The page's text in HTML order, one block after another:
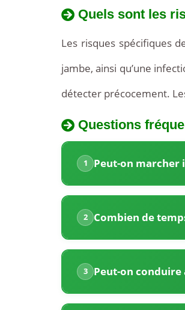
Quels sont les
Les risques spécifiques
jambe, ainsi qu’une
détecter précocement.
Quel
est
le
prix
l'arthroscopie
genou
en
La
Tunisie
propose
des
prix
très
compétitifs
pour
Questions
1 Peut-on marcher
2 Combien de
3 Peut-on conduire